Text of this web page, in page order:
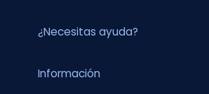
¿Necesitas ayuda?
Información